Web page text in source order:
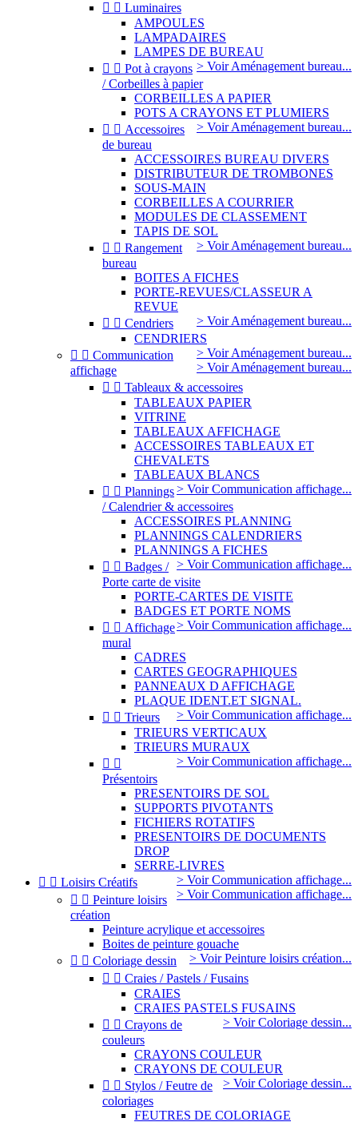
  Luminaires
AMPOULES
LAMPADAIRES
LAMPES DE BUREAU
> Voir Aménagement bureau...
  Pot à crayons
/ Corbeilles à papier
CORBEILLES A PAPIER
POTS A CRAYONS ET PLUMIERS
> Voir Aménagement bureau...
  Accessoires
de bureau
ACCESSOIRES BUREAU DIVERS
DISTRIBUTEUR DE TROMBONES
SOUS-MAIN
CORBEILLES A COURRIER
MODULES DE CLASSEMENT
TAPIS DE SOL
> Voir Aménagement bureau...
  Rangement
bureau
BOITES A FICHES
PORTE-REVUES/CLASSEUR A
REVUE
> Voir Aménagement bureau...
  Cendriers
CENDRIERS
> Voir Aménagement bureau...
> Voir Aménagement bureau...
  Communication
affichage
  Tableaux & accessoires
TABLEAUX PAPIER
VITRINE
TABLEAUX AFFICHAGE
ACCESSOIRES TABLEAUX ET
CHEVALETS
TABLEAUX BLANCS
> Voir Communication affichage...
  Plannings
/ Calendrier & accessoires
ACCESSOIRES PLANNING
PLANNINGS CALENDRIERS
PLANNINGS A FICHES
> Voir Communication affichage...
  Badges /
Porte carte de visite
PORTE-CARTES DE VISITE
BADGES ET PORTE NOMS
> Voir Communication affichage...
  Affichage
mural
CADRES
CARTES GEOGRAPHIQUES
PANNEAUX D AFFICHAGE
PLAQUE IDENT.ET SIGNAL.
> Voir Communication affichage...
  Trieurs
TRIEURS VERTICAUX
TRIEURS MURAUX
> Voir Communication affichage...
 
Présentoirs
PRESENTOIRS DE SOL
SUPPORTS PIVOTANTS
FICHIERS ROTATIFS
PRESENTOIRS DE DOCUMENTS
DROP
SERRE-LIVRES
> Voir Communication affichage...
> Voir Communication affichage...
  Loisirs Créatifs
  Peinture loisirs
création
Peinture acrylique et accessoires
Boites de peinture gouache
> Voir Peinture loisirs création...
  Coloriage dessin
  Craies / Pastels / Fusains
CRAIES
CRAIES PASTELS FUSAINS
> Voir Coloriage dessin...
  Crayons de
couleurs
CRAYONS COULEUR
CRAYONS DE COULEUR
> Voir Coloriage dessin...
  Stylos / Feutre de
coloriages
FEUTRES DE COLORIAGE